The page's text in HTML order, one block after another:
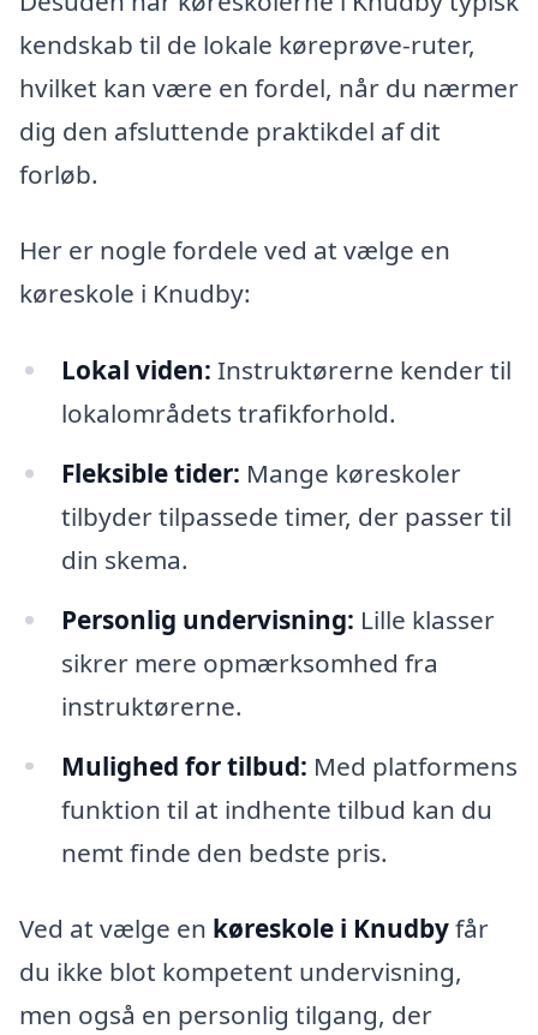
kendskab til de lokale køreprøve-ruter,
hvilket kan være en fordel, når du nærmer
dig den afsluttende praktikdel af dit
forløb.
Her er nogle fordele ved at vælge en
køreskole i Knudby:
Lokal viden: Instruktørerne kender til
lokalområdets trafikforhold.
Fleksible tider: Mange køreskoler
tilbyder tilpassede timer, der passer til
din skema.
Personlig undervisning: Lille klasser
sikrer mere opmærksomhed fra
instruktørerne.
Mulighed for tilbud: Med platformens
funktion til at indhente tilbud kan du
nemt finde den bedste pris.
Ved at vælge en køreskole i Knudbyfår
du ikke blot kompetent undervisning,
men også en personlig tilgang, der